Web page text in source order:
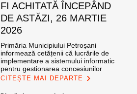
FI ACHITATĂ ÎNCEPÂND
DE ASTĂZI, 26 MARTIE
2026
Primăria Municipiului Petroșani
informează cetățenii că lucrările de
implementare a sistemului informatic
pentru gestionarea concesiunilor
CITEȘTE MAI DEPARTE